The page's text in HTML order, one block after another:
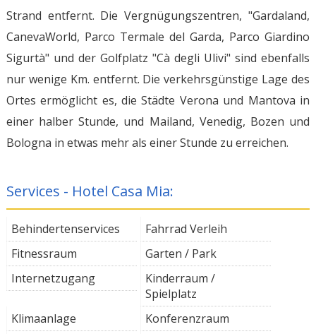
Strand entfernt. Die Vergnügungszentren, "Gardaland,
CanevaWorld, Parco Termale del Garda, Parco Giardino
Sigurtà" und der Golfplatz "Cà degli Ulivi" sind ebenfalls
nur wenige Km. entfernt. Die verkehrsgünstige Lage des
Ortes ermöglicht es, die Städte Verona und Mantova in
einer halber Stunde, und Mailand, Venedig, Bozen und
Bologna in etwas mehr als einer Stunde zu erreichen.
Services - Hotel Casa Mia:
Behindertenservices
Fahrrad Verleih
Fitnessraum
Garten / Park
Internetzugang
Kinderraum /
Spielplatz
Klimaanlage
Konferenzraum